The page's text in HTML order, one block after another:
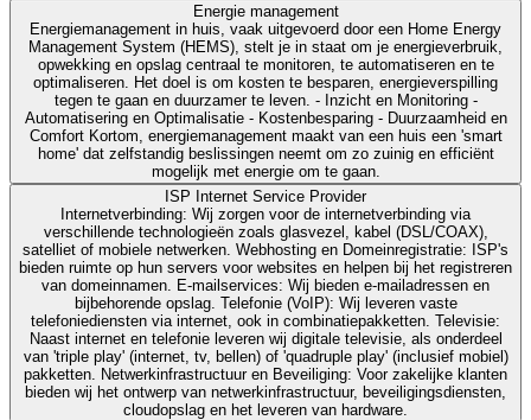
Energie management
Energiemanagement in huis, vaak uitgevoerd door een Home Energy
Management System (HEMS), stelt je in staat om je energieverbruik,
opwekking en opslag centraal te monitoren, te automatiseren en te
optimaliseren. Het doel is om kosten te besparen, energieverspilling
tegen te gaan en duurzamer te leven. - Inzicht en Monitoring -
Automatisering en Optimalisatie - Kostenbesparing - Duurzaamheid en
Comfort Kortom, energiemanagement maakt van een huis een 'smart
home' dat zelfstandig beslissingen neemt om zo zuinig en efficiënt
mogelijk met energie om te gaan.
ISP Internet Service Provider
Internetverbinding: Wij zorgen voor de internetverbinding via
verschillende technologieën zoals glasvezel, kabel (DSL/COAX),
satelliet of mobiele netwerken. Webhosting en Domeinregistratie: ISP's
bieden ruimte op hun servers voor websites en helpen bij het registreren
van domeinnamen. E-mailservices: Wij bieden e-mailadressen en
bijbehorende opslag. Telefonie (VoIP): Wij leveren vaste
telefoniediensten via internet, ook in combinatiepakketten. Televisie:
Naast internet en telefonie leveren wij digitale televisie, als onderdeel
van 'triple play' (internet, tv, bellen) of 'quadruple play' (inclusief mobiel)
pakketten. Netwerkinfrastructuur en Beveiliging: Voor zakelijke klanten
bieden wij het ontwerp van netwerkinfrastructuur, beveiligingsdiensten,
cloudopslag en het leveren van hardware.